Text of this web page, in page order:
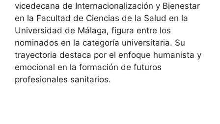
vicedecana de Internacionalización y Bienestar
en la Facultad de Ciencias de la Salud en la
Universidad de Málaga, figura entre los
nominados en la categoría universitaria. Su
trayectoria destaca por el enfoque humanista y
emocional en la formación de futuros
profesionales sanitarios.